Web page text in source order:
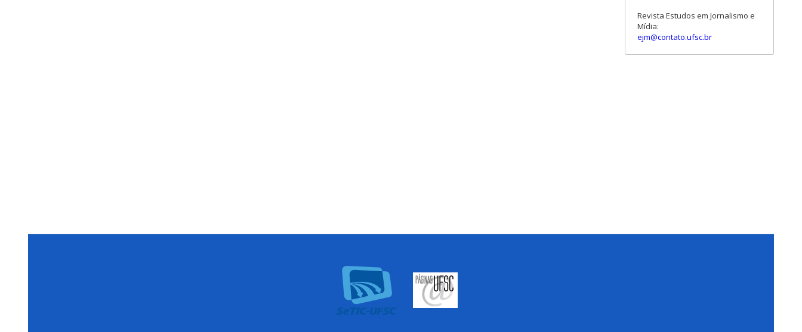
Revista Estudos em Jornalismo e
Mídia:
ejm@contato.ufsc.br